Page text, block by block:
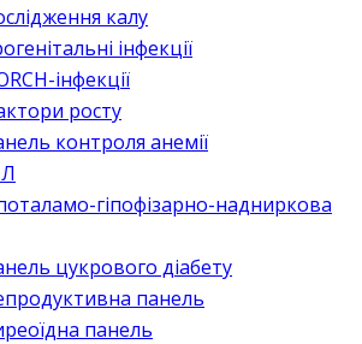
калу
інфекції
інфекції
росту
контроля анемії
гіпофізарно-надниркова
цукрового діабету
панель
панель